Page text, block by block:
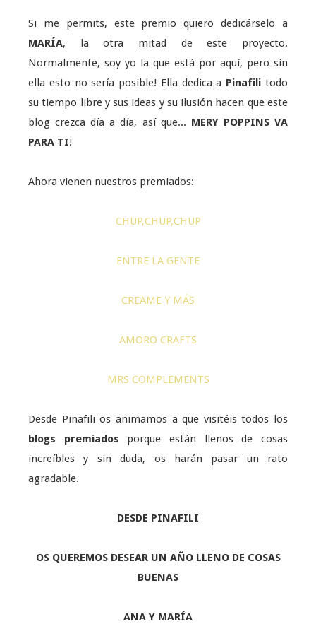
Si me permits, este premio quiero dedicárselo a
MARÍA, la otra mitad de este proyecto.
Normalmente, soy yo la que está por aquí, pero sin
ella esto no sería posible! Ella dedica a Pinafili todo
su tiempo libre y sus ideas y su ilusión hacen que este
blog crezca día a día, así que... MERY POPPINS VA
PARA TI!
Ahora vienen nuestros premiados:
CHUP,CHUP,CHUP
ENTRE LA GENTE
CREAME Y MÁS
AMORO CRAFTS
MRS COMPLEMENTS
Desde Pinafili os animamos a que visitéis todos los
blogs premiados porque están llenos de cosas
increíbles y sin duda, os harán pasar un rato
agradable.
DESDE PINAFILI
OS QUEREMOS DESEAR UN AÑO LLENO DE COSAS
BUENAS
ANA Y MARÍA